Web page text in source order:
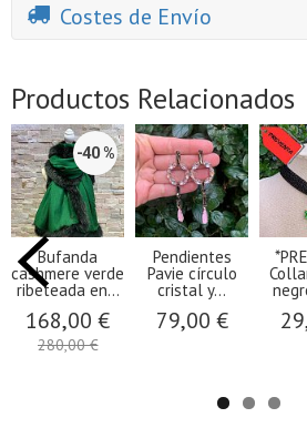
Costes de Envío
Productos Relacionados
-40 %
Bufanda
cashmere verde
ribeteada en...
168,00 €
280,00 €
Pendientes
Pavie círculo
cristal y...
79,00 €